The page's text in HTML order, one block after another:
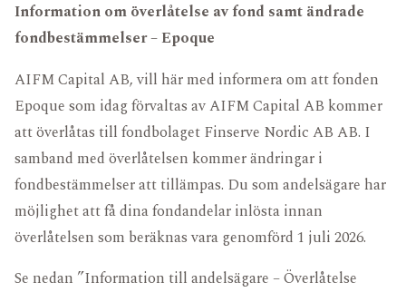
Information om överlåtelse av fond samt ändrade
fondbestämmelser – Epoque
AIFM Capital AB, vill här med informera om att fonden
Epoque som idag förvaltas av AIFM Capital AB kommer
att överlåtas till fondbolaget Finserve Nordic AB AB. I
samband med överlåtelsen kommer ändringar i
fondbestämmelser att tillämpas. Du som andelsägare har
möjlighet att få dina fondandelar inlösta innan
överlåtelsen som beräknas vara genomförd 1 juli 2026.
Se nedan ”Information till andelsägare – Överlåtelse